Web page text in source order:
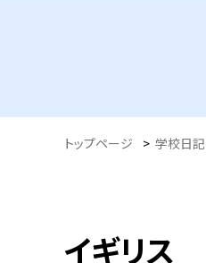
トップページ > 学校日記
イギリス